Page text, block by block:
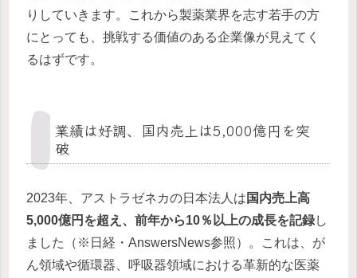
りしていきます。これから製薬業界を志す若手の方
にとっても、挑戦する価値のある企業像が見えてく
るはずです。
業績は好調、国内売上は5,000億円を突
破
2023年、アストラゼネカの日本法人は 国内売上高
5,000億円を超え、前年から10％以上の成長を記録し
ました（※日経・AnswersNews参照）。これは、が
ん領域や循環器、呼吸器領域における革新的な医薬